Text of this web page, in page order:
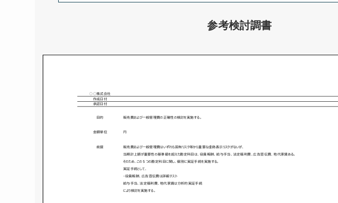
参考検討調書